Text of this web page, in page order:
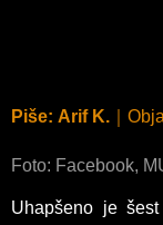
Piše: Arif K.
Foto: Facebook,
Uhapšeno je